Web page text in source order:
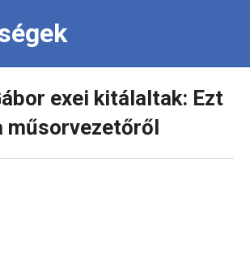
exei kitálaltak: Ezt
műsorvezetőről